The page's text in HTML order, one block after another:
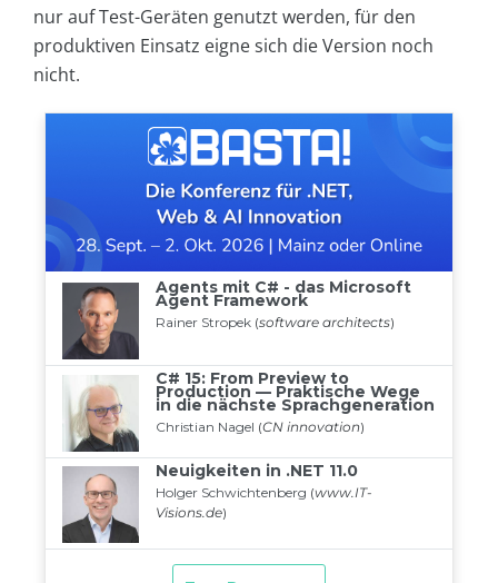
nur auf Test-Geräten genutzt werden, für den
produktiven Einsatz eigne sich die Version noch
nicht.